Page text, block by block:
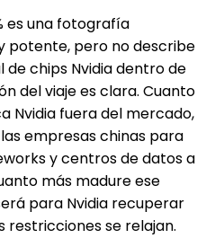
es una fotografía
potente, pero no describe
chips Nvidia dentro de
del viaje es clara. Cuanto
Nvidia fuera del mercado,
empresas chinas para
y centros de datos a
más madure ese
para Nvidia recuperar
restricciones se relajan.